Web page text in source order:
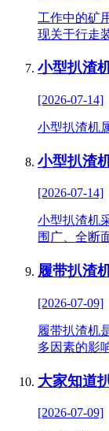
工作中的矿
现关于行走
小型扒渣
[2026-07-14]
小型扒渣机
小型扒渣
[2026-07-14]
小型扒渣机
围广、全断
履带扒渣
[2026-07-09]
履带扒渣机
多因素的影
大家知道
[2026-07-09]